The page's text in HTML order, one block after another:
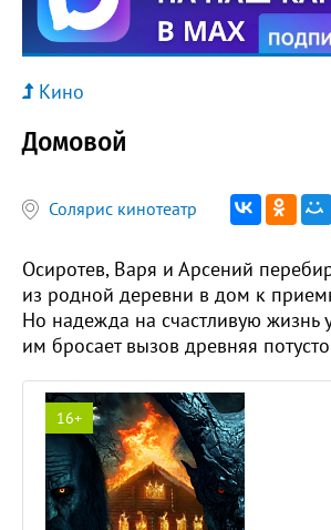
Кино
Домовой
Солярис кинотеатр
Осиротев, Варя и Арсений
из родной деревни в дом к
Но надежда на счастливую жизнь
им бросает вызов древняя
16+